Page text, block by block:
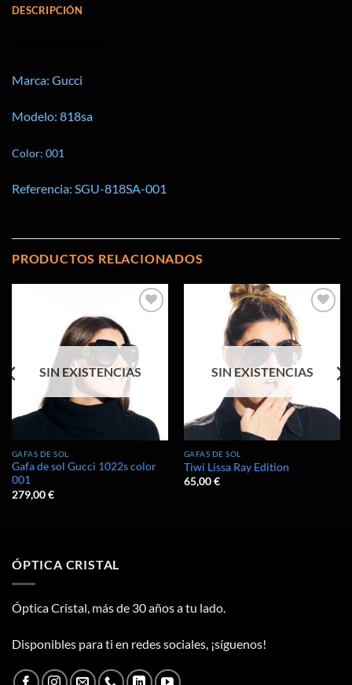
DESCRIPCIÓN
Marca: Gucci
Modelo: 818sa
Color: 001
Referencia: SGU-818SA-001
PRODUCTOS RELACIONADOS
lista de
deseos
SIN EXISTENCIAS
GAFAS DE SOL
Gafa de sol Gucci 1022s color
001
279,00€
SIN EXISTENCIAS
GAFAS DE SOL
Tiwi Lissa Ray Edition
65,00€
ÓPTICA CRISTAL
Óptica Cristal, más de 30 años a tu lado.
Disponibles para ti en redes sociales, ¡síguenos!